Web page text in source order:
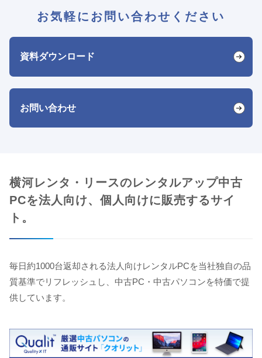
お気軽にお問い合わせください
資料ダウンロード
お問い合わせ
横河レンタ・リースのレンタルアップ中古
PCを法人向け、個人向けに販売するサイ
ト。
毎日約1000台返却される法人向けレンタルPCを当社独自の品
質基準でリフレッシュし、中古PC・中古パソコンを特価で提
供しています。